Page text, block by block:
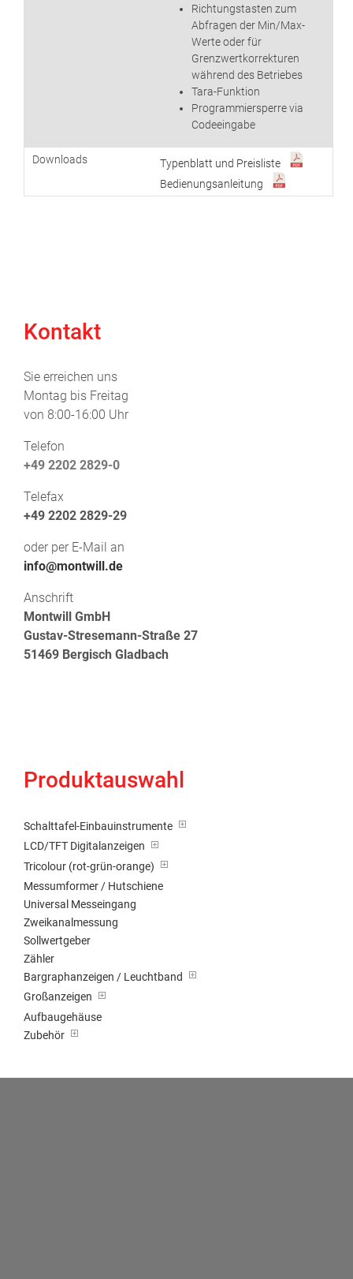
Richtungstasten zum
Abfragen der Min/Max-
Werte oder für
Grenzwertkorrekturen
während des Betriebes
Tara-Funktion
Programmiersperre via
Codeeingabe
Downloads
Typenblatt und Preisliste
Bedienungsanleitung
Produktauswahl
Schalttafel-Einbauinstrumente
LCD/TFT Digitalanzeigen
Tricolour (rot-grün-orange)
Messumformer / Hutschiene
Universal Messeingang
Zweikanalmessung
Sollwertgeber
Zähler
Bargraphanzeigen / Leuchtband
Großanzeigen
Aufbaugehäuse
Zubehör
Kontakt
Sie erreichen uns
Montag bis Freitag
von 8:00-16:00 Uhr
Telefon
+49 2202 2829-0
Telefax
+49 2202 2829-29
oder per E-Mail an
info@montwill.de
Anschrift
Montwill GmbH
Gustav-Stresemann-Straße 27
51469 Bergisch Gladbach